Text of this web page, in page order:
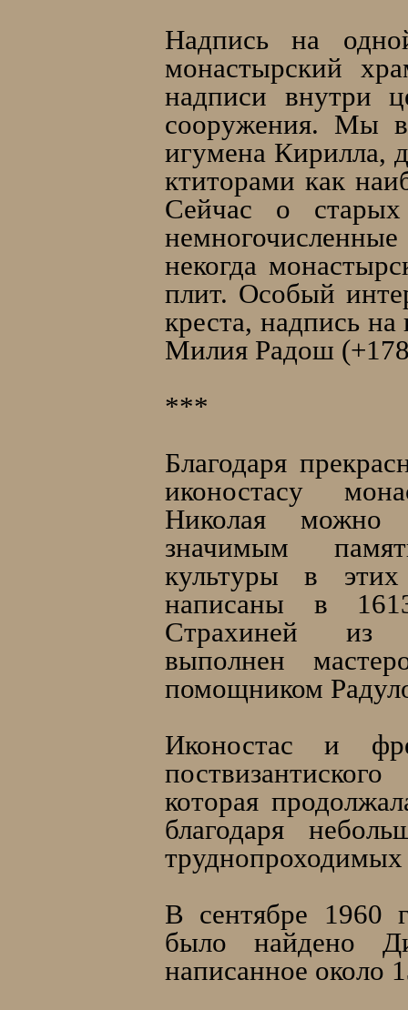
Надпись на
монастырский
надписи внутри
сооружения. Мы
игумена Кирилла,
ктиторами как
Сейчас о
некогда
плит. Особый
креста, надпись
Милия Радош
***
Благодаря
иконостасу
Николая можно
значимым
культуры в
написаны в
Страхиней из
выполнен
помощником
Иконостас и
которая
благодаря
В сентябре 1960
было найдено
написанное около